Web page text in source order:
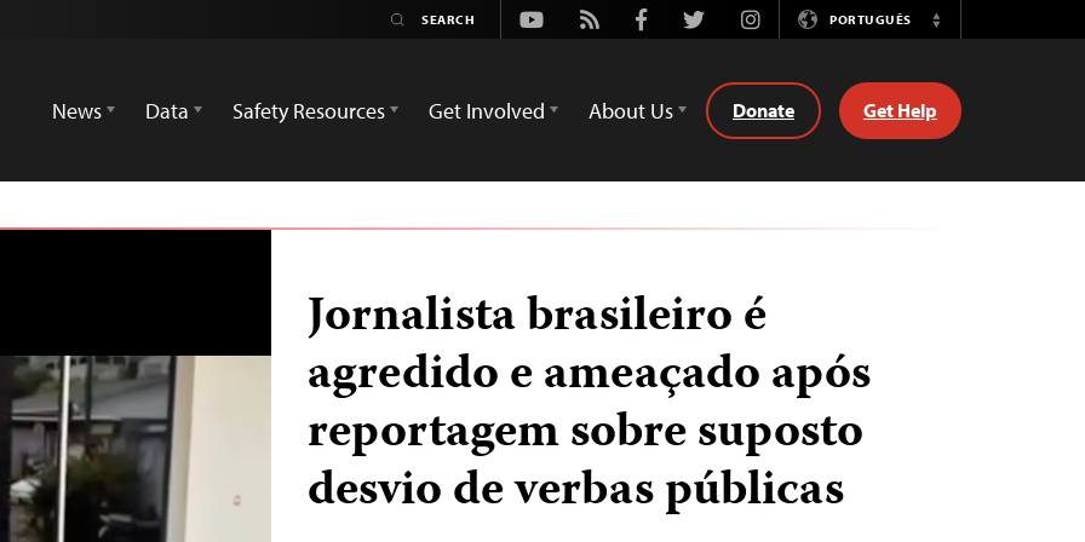
Youtube
Rss FacebookTwitterInstagramPORTUGUÊS
Switch
News
Data Safety Resources Get Involved About Us Donate Get Help
Jornalista brasileiro é
agredido e ameaçado após
reportagem sobre suposto
desvio de verbas públicas